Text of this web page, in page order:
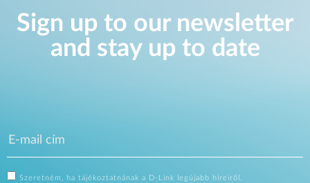
Sign up to our newsletter
and stay up to date
Szeretném, ha tájékoztatnának a D-Link legújabb híreiről,